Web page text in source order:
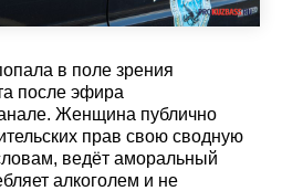
в поле зрения
после эфира
Женщина публично
прав свою сводную
ведёт аморальный
алкоголем и не